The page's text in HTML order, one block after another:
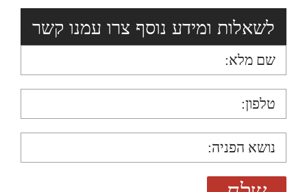
לשאלות ומידע נוסף צרו עמנו קשר